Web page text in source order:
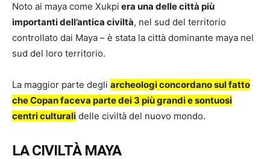
Noto ai maya come Xukpi era una delle città più
importanti dell’antica civiltà, nel sud del territorio
controllato dai Maya – è stata la città dominante maya nel
sud del loro territorio.
La maggior parte degli archeologi concordano sul fatto
che Copan faceva parte dei 3 più grandi e sontuosi
centri culturali delle civiltà del nuovo mondo.
LA CIVILTÀ MAYA